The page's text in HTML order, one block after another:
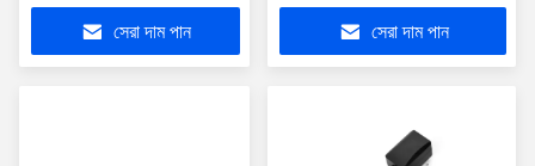
সেরা দাম পান
5.5*2.1mm সংযোগকারী
সেরা দাম পান